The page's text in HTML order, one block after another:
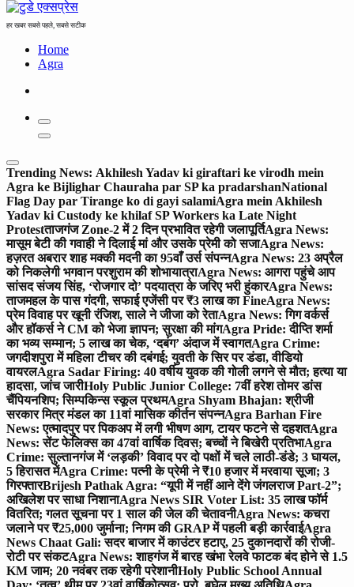
हर खबर सबसे पहले, सबसे सटीक
Home
Agra
Trending News: Akhilesh Yadav ki giraftari ke virodh mein
Agra ke Bijlighar Chauraha par SP ka pradarshanNational
Flag Day par Tirange ko di gayi salamiAgra mein Akhilesh
Yadav ki Custody ke khilaf SP Workers ka Late Night
Protestताजगंज Zone-2 में 2 दिन प्रभावित रहेगी जलापूर्तिAgra News:
मासूम बेटी की गवाही ने दिलाई मां और उसके प्रेमी को सजाAgra News:
हज़रत अबरार शाह मक्की मदनी का 95वाँ उर्स संपन्नAgra News: 23 अप्रैल
को निकलेगी भगवान परशुराम की शोभायात्राAgra News: आगरा पहुंचे आप
सांसद संजय सिंह, ‘रोजगार दो’ पदयात्रा के जरिए भरी हुंकारAgra News:
ताजमहल के पास गंदगी, सफाई एजेंसी पर ₹3 लाख का FineAgra News:
प्रेम विवाह पर खूनी रंजिश, साले ने जीजा को रेताAgra News: गिग वर्कर्स
और हॉकर्स ने CM को भेजा ज्ञापन; सुरक्षा की मांगAgra Pride: दीप्ति शर्मा
का भव्य सम्मान; 5 लाख का चेक, ‘दबंग’ अंदाज में स्वागतAgra Crime:
जगदीशपुरा में महिला टीचर की दबंगई; युवती के सिर पर डंडा, वीडियो
वायरलAgra Sadar Firing: 40 वर्षीय युवक की गोली लगने से मौत; हत्या या
हादसा, जांच जारीHoly Public Junior College: 7वीं हरेश तोमर डांस
चैंपियनशिप; सिम्पकिन्स स्कूल प्रथमAgra Shyam Bhajan: श्रीजी
सरकार मित्र मंडल का 11वां मासिक कीर्तन संपन्नAgra Barhan Fire
News: एत्मादपुर पर पिकअप में लगी भीषण आग, टायर फटने से दहशतAgra
News: सेंट फेलिक्स का 47वां वार्षिक दिवस; बच्चों ने बिखेरी प्रतिभाAgra
Crime: सुल्तानगंज में ‘लड़की’ विवाद पर दो पक्षों में चले लाठी-डंडे; 3 घायल,
5 हिरासत मेंAgra Crime: पत्नी के प्रेमी ने ₹10 हजार में मरवाया सूजा; 3
गिरफ्तारBrijesh Pathak Agra: “यूपी में नहीं आने देंगे जंगलराज Part-2”;
अखिलेश पर साधा निशानाAgra News SIR Voter List: 35 लाख फॉर्म
वितरित; गलत सूचना पर 1 साल की जेल की चेतावनीAgra News: कचरा
जलाने पर ₹25,000 जुर्माना; निगम की GRAP में पहली बड़ी कार्रवाईAgra
News Chaat Gali: सदर बाजार में काउंटर हटाए, 25 दुकानदारों की रोजी-
रोटी पर संकटAgra News: शाहगंज में बारह खंभा रेलवे फाटक बंद होने से 1.5
KM जाम; 20 नवंबर तक रहेगी परेशानीHoly Public School Annual